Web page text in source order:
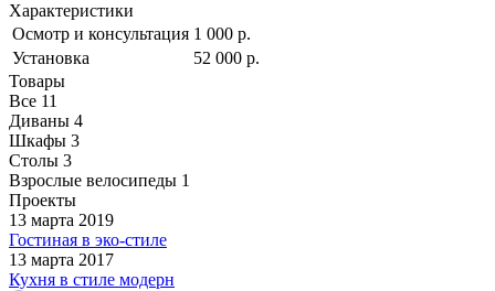
Характеристики
Осмотр и консультация 1 000 р.
Установка
52 000 р.
Товары
Все 11
Диваны 4
Шкафы 3
Столы 3
Взрослые велосипеды 1
Проекты
13 марта 2019
Гостиная в эко-стиле
13 марта 2017
Кухня в стиле модерн